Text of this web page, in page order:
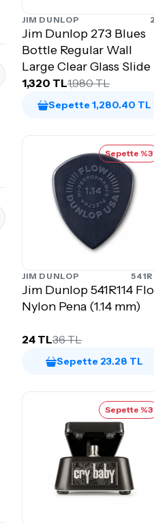
JIM DUNLOP
Jim Dunlop 273 Blues
Bottle Regular Wall
Large Clear Glass Slide
1,320 TL1,980 TL
Sepette 1,280.40 TL
Sepette %3
JIM DUNLOP
Jim Dunlop 541R114
Nylon Pena (1.14 mm)
24 TL36 TL
Sepette 23.28 TL
Sepette %3